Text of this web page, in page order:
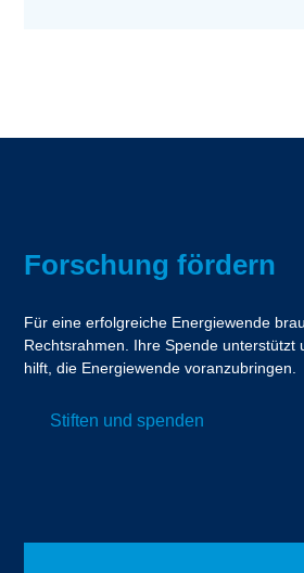
Forschung fördern
Für eine erfolgreiche Energiewende
Rechtsrahmen. Ihre Spende unterstützt
hilft, die Energiewende voranzubringen.
Stiften und spenden